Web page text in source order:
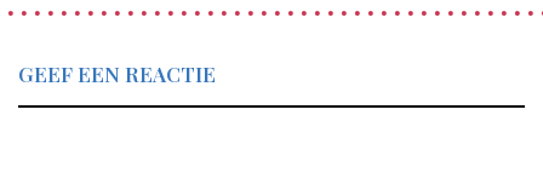
GEEF EEN REACTIE